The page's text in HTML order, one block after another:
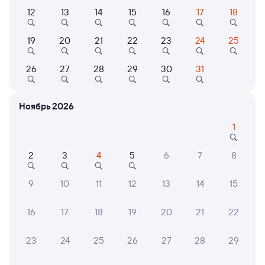
Самый быстрый Фирменный
070Я Проходящий 8,9
Куйтун
03:01 11:46
8 ч 45 м в пути
Маршрут
Плацкарт
от 2 ⁠581 ⁠₽
Купе
5 ⁠682 ⁠₽
270С Проходящий 8,1
13:03
12 13 14 15 16 17 18
19 20 21 22 23 24 25
26 27 28 29 30 31
Ноябрь 2026
1
2 3 4 5 6 7 8
9 10 11 12 13 14 15
16 17 18 19 20 21 22
23 24 25 26 27 28 29